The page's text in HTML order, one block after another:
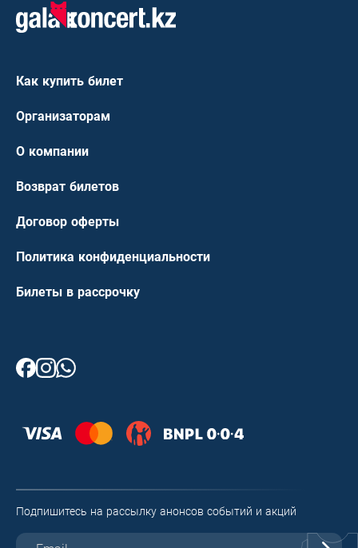
Как купить билет
Организаторам
О компании
Возврат билетов
Договор оферты
Политика конфиденциальности
Билеты в рассрочку
Подпишитесь на рассылку анонсов событий и акций